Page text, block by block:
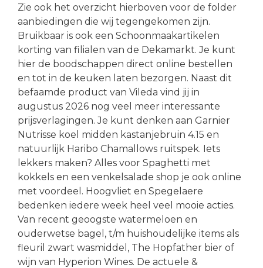
Zie ook het overzicht hierboven voor de folder
aanbiedingen die wij tegengekomen zijn.
Bruikbaar is ook een Schoonmaakartikelen
korting van filialen van de Dekamarkt. Je kunt
hier de boodschappen direct online bestellen
en tot in de keuken laten bezorgen. Naast dit
befaamde product van Vileda vind jij in
augustus 2026 nog veel meer interessante
prijsverlagingen. Je kunt denken aan Garnier
Nutrisse koel midden kastanjebruin 4.15 en
natuurlijk Haribo Chamallows ruitspek. Iets
lekkers maken? Alles voor Spaghetti met
kokkels en een venkelsalade shop je ook online
met voordeel. Hoogvliet en Spegelaere
bedenken iedere week heel veel mooie acties.
Van recent geoogste watermeloen en
ouderwetse bagel, t/m huishoudelijke items als
fleuril zwart wasmiddel, The Hopfather bier of
wijn van Hyperion Wines. De actuele &